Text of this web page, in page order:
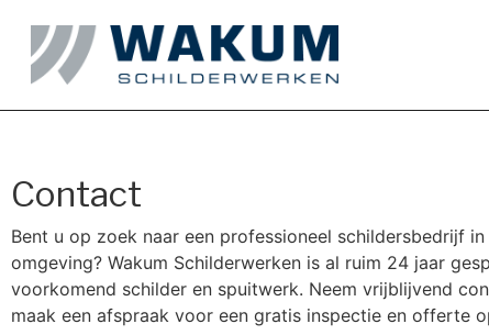
Contact
Bent u op zoek naar een professioneel schildersbedrijf
omgeving? Wakum Schilderwerken is al ruim 24 jaar
voorkomend schilder en spuitwerk. Neem vrijblijvend
maak een afspraak voor een gratis inspectie en offerte